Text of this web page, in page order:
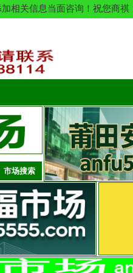
相关信息当面咨询！祝您商祺